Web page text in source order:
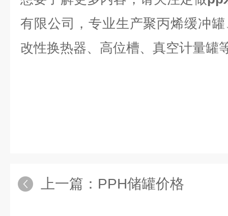
有限公司，专业生产聚丙烯缓冲
改性换热器、高位槽、真空计量罐
上一篇： PPH储罐价格